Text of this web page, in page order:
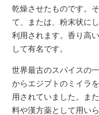
乾燥させたものです。
て、または、粉末状に
利用されます。香り高
して有名です。
世界最古のスパイスの
からエジプトのミイラ
用されていました。ま
料や漢方薬として用い